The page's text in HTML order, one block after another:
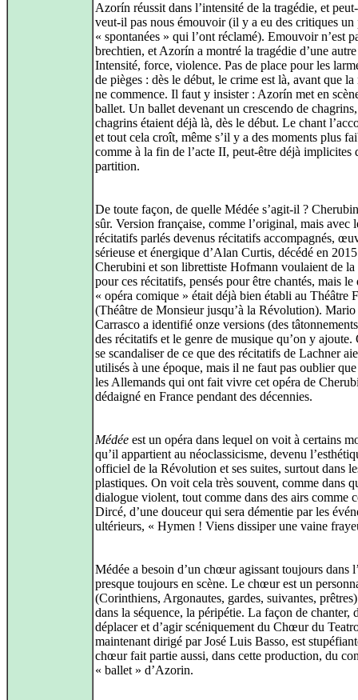
Azorín réussit dans l’intensité de la tragédie, et
veut‑il pas nous émouvoir (il y a eu des critiques un
« spontanées » qui l’ont réclamé). Emouvoir n’est
brechtien, et Azorín a montré la tragédie d’une
Intensité, force, violence. Pas de place pour les
de pièges : dès le début, le crime est là, avant que la
ne commence. Il faut y insister : Azorín met en
ballet. Un ballet devenant un crescendo de
chagrins étaient déjà là, dès le début. Le chant
et tout cela croît, même s’il y a des moments plus
comme à la fin de l’acte II, peut‑être déjà implicites
partition.
De toute façon, de quelle Médée s’agit‑il ?
sûr. Version française, comme l’original, mais avec
récitatifs parlés devenus récitatifs accompagnés,
sérieuse et énergique d’Alan Curtis, décédé en
Cherubini et son librettiste Hofmann voulaient de la
pour ces récitatifs, pensés pour être chantés, mais le
« opéra comique » était déjà bien établi au Théâtre
(Théâtre de Monsieur jusqu’à la Révolution).
Carrasco a identifié onze versions (des
des récitatifs et le genre de musique qu’on y ajoute.
se scandaliser de ce que des récitatifs de Lachner
utilisés à une époque, mais il ne faut pas oublier
les Allemands qui ont fait vivre cet opéra de
dédaigné en France pendant des décennies.
Médée est un opéra dans lequel on voit à certains
qu’il appartient au néoclassicisme, devenu
officiel de la Révolution et ses suites, surtout dans
plastiques. On voit cela très souvent, comme dans
dialogue violent, tout comme dans des airs comme
Dircé, d’une douceur qui sera démentie par les
ultérieurs, « Hymen ! Viens dissiper une vaine
Médée a besoin d’un chœur agissant toujours dans
presque toujours en scène. Le chœur est un
(Corinthiens, Argonautes, gardes, suivantes,
dans la séquence, la péripétie. La façon de chanter,
déplacer et d’agir scéniquement du Chœur du
maintenant dirigé par José Luis Basso, est
chœur fait partie aussi, dans cette production, du
« ballet » d’Azorin.